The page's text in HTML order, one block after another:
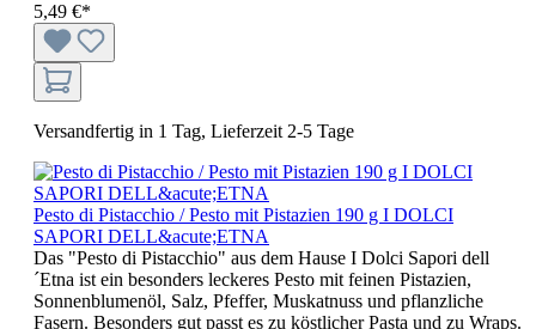
5,49 €*
Versandfertig in 1 Tag, Lieferzeit 2-5 Tage
Pesto di Pistacchio / Pesto mit Pistazien 190 g I DOLCI
SAPORI DELL&acute;ETNA
Das "Pesto di Pistacchio" aus dem Hause I Dolci Sapori dell
´Etna ist ein besonders leckeres Pesto mit feinen Pistazien,
Sonnenblumenöl, Salz, Pfeffer, Muskatnuss und pflanzliche
Fasern. Besonders gut passt es zu köstlicher Pasta und zu Wraps.